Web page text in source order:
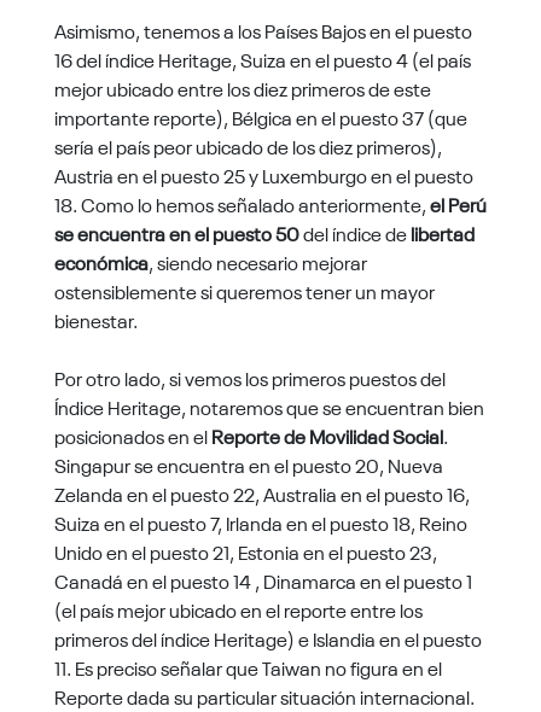
Asimismo, tenemos a los Países Bajos en el puesto
16 del índice Heritage, Suiza en el puesto 4 (el país
mejor ubicado entre los diez primeros de este
importante reporte), Bélgica en el puesto 37 (que
sería el país peor ubicado de los diez primeros),
Austria en el puesto 25 y Luxemburgo en el puesto
18. Como lo hemos señalado anteriormente,el Perú
se encuentra en el puesto 50del índice delibertad
económica, siendo necesario mejorar
ostensiblemente si queremos tener un mayor
bienestar.
Por otro lado, si vemos los primeros puestos del
Índice Heritage, notaremos que se encuentran bien
posicionados en elReporte de Movilidad Social.
Singapur se encuentra en el puesto 20, Nueva
Zelanda en el puesto 22, Australia en el puesto 16,
Suiza en el puesto 7, Irlanda en el puesto 18, Reino
Unido en el puesto 21, Estonia en el puesto 23,
Canadá en el puesto 14 , Dinamarca en el puesto 1
(el país mejor ubicado en el reporte entre los
primeros del índice Heritage) e Islandia en el puesto
11. Es preciso señalar que Taiwan no figura en el
Reporte dada su particular situación internacional.